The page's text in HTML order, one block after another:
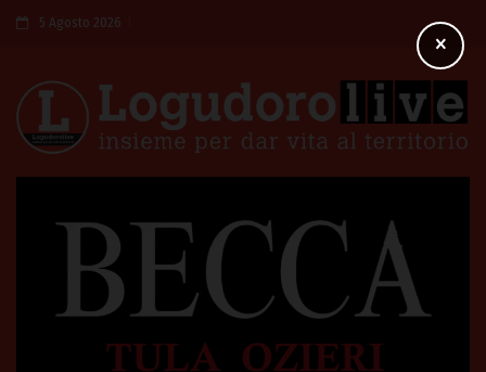
5 Agosto 2026
×